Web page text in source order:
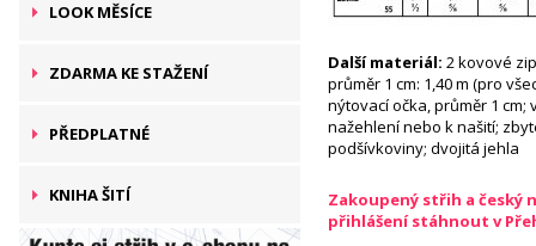
LOOK MĚSÍCE
ZDARMA KE STAŽENÍ
PŘEDPLATNÉ
KNIHA ŠITÍ
Další materiál: 2 kovové
průměr 1 cm: 1,40 m (pro
nýtovací očka, průměr 1 cm;
nažehlení nebo k našití;
podšívkoviny; dvojitá jehla
Zakoupený střih a český
přihlášení stáhnout v